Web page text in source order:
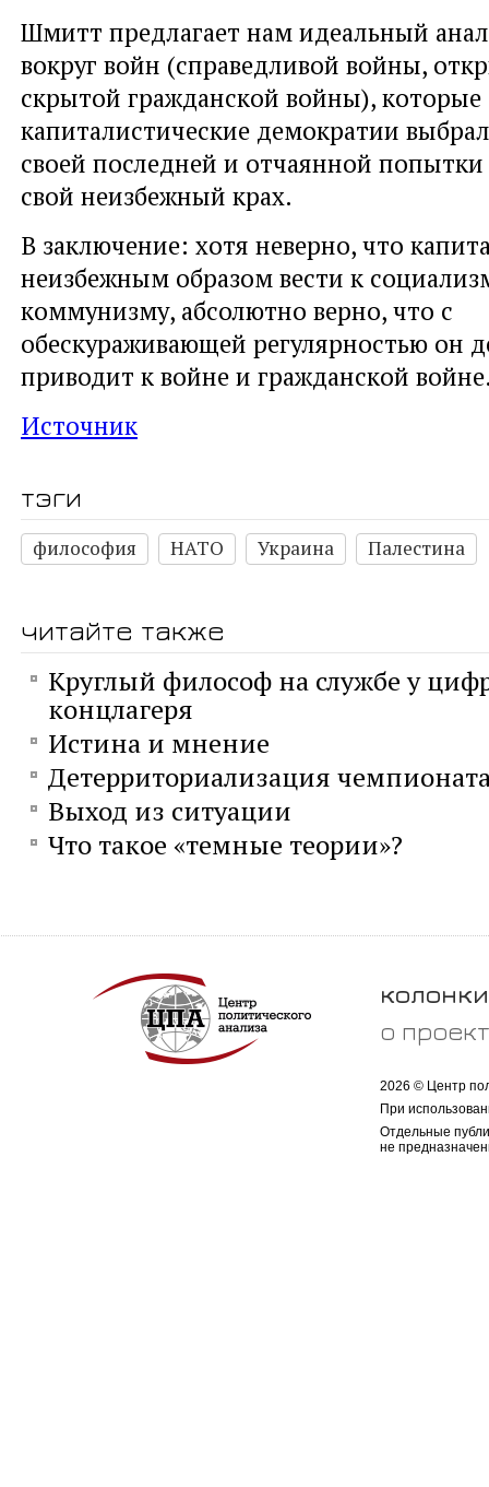
Шмитт предлагает нам идеальный
вокруг войн (справедливой войны,
скрытой гражданской войны), которые
капиталистические демократии
своей последней и отчаянной попытки
свой неизбежный крах.
В заключение: хотя неверно, что
неизбежным образом вести к
коммунизму, абсолютно верно, что с
обескураживающей регулярностью он
приводит к войне и гражданской
Источник
тэги
философия НАТО Украина Палестина
читайте также
Круглый философ на службе у
концлагеря
Истина и мнение
Детерриториализация
Выход из ситуации
Что такое «темные теории»?
колонки
о
2026 © Центр
При
Отдельные
не